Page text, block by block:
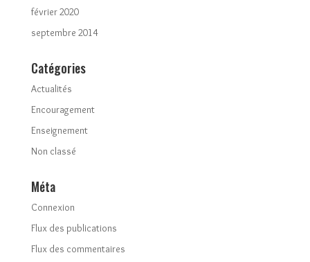
février 2020
septembre 2014
Catégories
Actualités
Encouragement
Enseignement
Non classé
Méta
Connexion
Flux des publications
Flux des commentaires